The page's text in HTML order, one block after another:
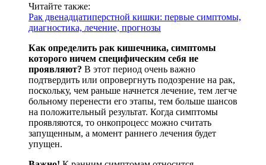
Читайте также:
Рак двенадцатиперстной кишки: первые симптомы,
диагностика, лечение, прогнозы
Как определить рак кишечника, симптомы
которого ничем специфическим себя не
проявляют? В этот период очень важно
подтвердить или опровергнуть подозрение на рак,
поскольку, чем раньше начнется лечение, тем легче
больному перенести его этапы, тем больше шансов
на положительный результат. Когда симптомы
проявляются, то онкопроцесс можно считать
запущенным, а момент раннего лечения будет
упущен.